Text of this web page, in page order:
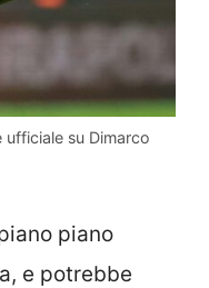
su Dimarco
piano
e potrebbe